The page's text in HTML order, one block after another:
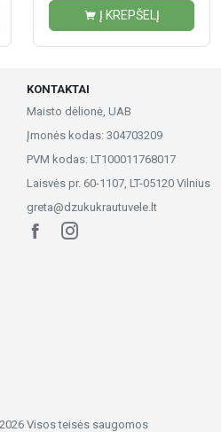
Į KREPŠELĮ
KONTAKTAI
Maisto dėlionė, UAB
Įmonės kodas: 304703209
PVM kodas: LT100011768017
Laisvės pr. 60-1107, LT-05120 Vilnius
greta@dzukukrautuvele.lt
Visos teisės saugomos